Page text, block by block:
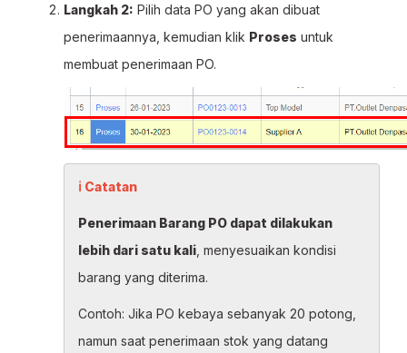
Langkah 2: Pilih data PO yang akan dibuat
penerimaannya, kemudian klik Proses untuk
membuat penerimaan PO.
ℹ Catatan
Penerimaan Barang PO dapat dilakukan
lebih dari satu kali , menyesuaikan kondisi
barang yang diterima.
Contoh: Jika PO kebaya sebanyak 20 potong,
namun saat penerimaan stok yang datang